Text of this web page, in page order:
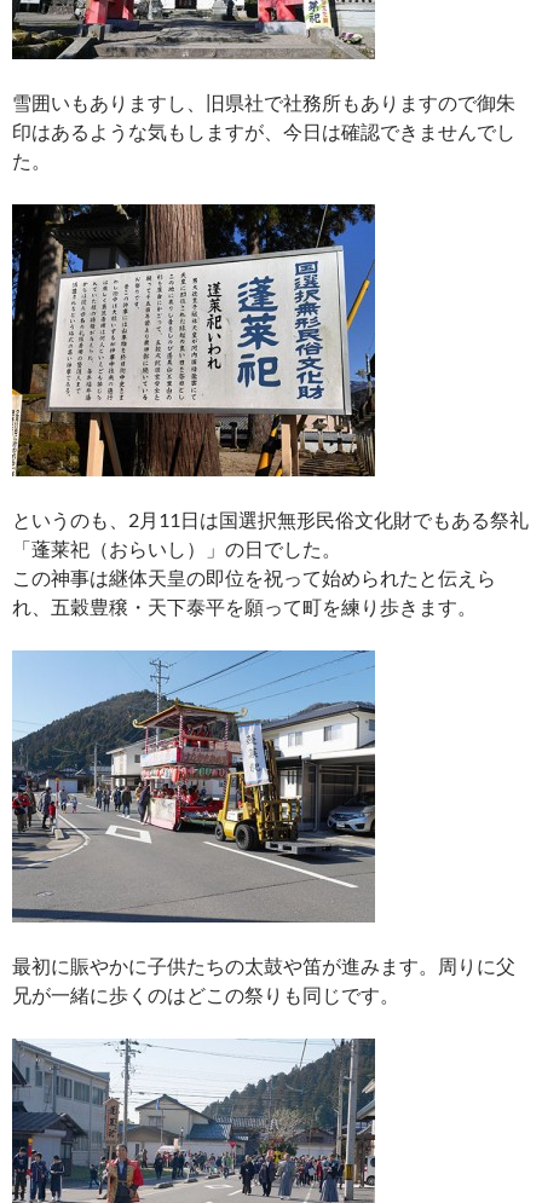
雪囲いもありますし、旧県社で社務所もありますので御朱
印はあるような気もしますが、今日は確認できませんでし
た。
というのも、2月11日は国選択無形民俗文化財でもある祭礼
「蓬莱祀（おらいし）」の日でした。
この神事は継体天皇の即位を祝って始められたと伝えら
れ、五穀豊穣・天下泰平を願って町を練り歩きます。
最初に賑やかに子供たちの太鼓や笛が進みます。周りに父
兄が一緒に歩くのはどこの祭りも同じです。